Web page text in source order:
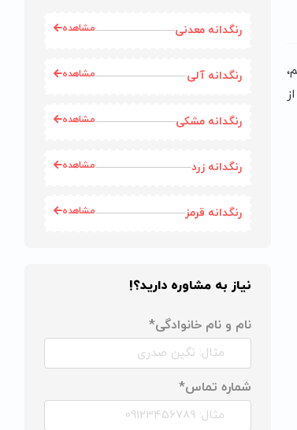
رنگدانه معدنی مشاهده
رنگدانه آلی مشاهده
رنگدانه مشکی مشاهده
رنگدانه زرد مشاهده
رنگدانه قرمز مشاهده
نیاز به مشاوره دارید؟!
نام و نام خانوادگی*
شماره تماس*